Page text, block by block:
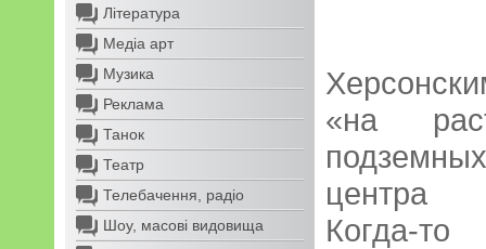
Література
Медіа арт
Музика
Реклама
Танок
Театр
Телебачення, радіо
Шоу, масові видовища
«на
центра
Когда-то